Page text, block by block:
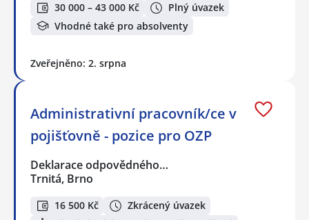
30 000 – 43 000 Kč
Plný úvazek
Vhodné také pro absolventy
Zveřejněno: 2. srpna
Administrativní pracovník/ce v
pojišťovně - pozice pro OZP
Deklarace odpovědného…
Trnitá, Brno
16 500 Kč
Zkrácený úvazek